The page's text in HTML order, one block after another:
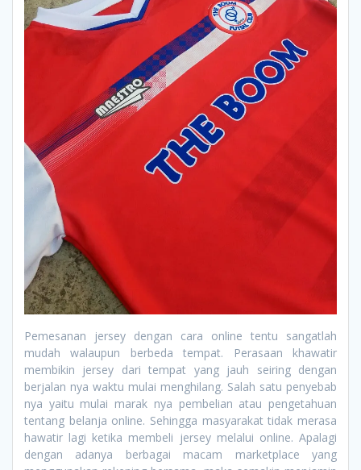
Pemesanan jersey dengan cara online tentu sangatlah
mudah walaupun berbeda tempat. Perasaan khawatir
membikin jersey dari tempat yang jauh seiring dengan
berjalan nya waktu mulai menghilang. Salah satu penyebab
nya yaitu mulai marak nya pembelian atau pengetahuan
tentang belanja online. Sehingga masyarakat tidak merasa
hawatir lagi ketika membeli jersey melalui online. Apalagi
dengan adanya berbagai macam marketplace yang